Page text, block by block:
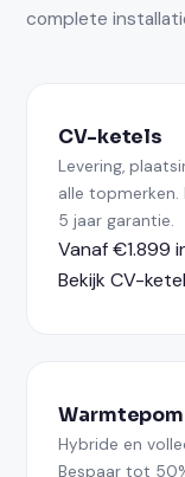
complete
CV-ketels
Levering,
alle topmerken.
5 jaar garantie.
Vanaf €1.899
Bekijk CV-
Hybride en
Bespaar tot